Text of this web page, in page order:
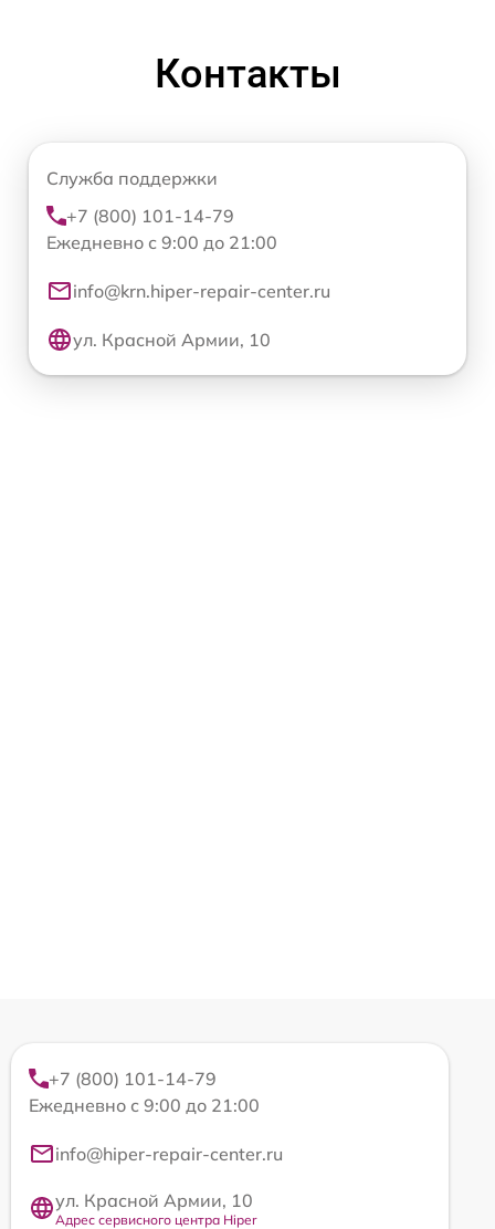
Контакты
Служба поддержки
+7 (800) 101-14-79
Ежедневно с 9:00 до 21:00
info@krn.hiper-repair-center.ru
ул. Красной Армии, 10
+7 (800) 101-14-79
Ежедневно с 9:00 до 21:00
info@hiper-repair-center.ru
ул. Красной Армии, 10
Адрес сервисного центра Hiper